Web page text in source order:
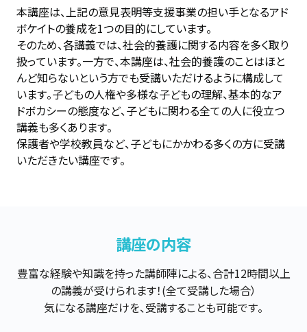
本講座は、上記の意見表明等支援事業の担い手となるアド
ボケイトの養成を1つの目的にしています。
そのため、各講義では、社会的養護に関する内容を多く取り
扱っています。一方で、本講座は、社会的養護のことはほと
んど知らないという方でも受講いただけるように構成して
います。子どもの人権や多様な子どもの理解、基本的なア
ドボカシーの態度など、子どもに関わる全ての人に役立つ
講義も多くあります。
保護者や学校教員など、子どもにかかわる多くの方に受講
いただきたい講座です。
講座の内容
豊富な経験や知識を持った講師陣による、合計12時間以上
の講義が受けられます！(全て受講した場合）
気になる講座だけを、受講することも可能です。